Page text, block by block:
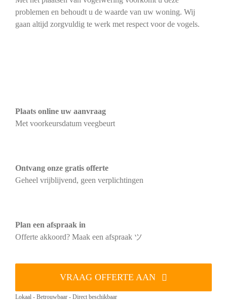
problemen en behoudt u de waarde van uw woning. Wij
gaan altijd zorgvuldig te werk met respect voor de vogels.
Plaats online uw aanvraag
Met voorkeursdatum veegbeurt
Ontvang onze gratis offerte
Geheel vrijblijvend, geen verplichtingen
Plan een afspraak in
Offerte akkoord? Maak een afspraak ツ
VRAAG OFFERTE AAN
Lokaal - Betrouwbaar - Direct beschikbaar